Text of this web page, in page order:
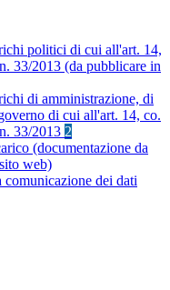
politici di cui all'art. 14,
33/2013 (da pubblicare in
di amministrazione, di
di cui all'art. 14, co.
33/2013 2
(documentazione da
web)
comunicazione dei dati